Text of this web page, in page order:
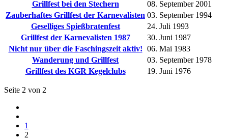
Grillfest bei den Stechern
08. September 2001
Zauberhaftes Grillfest der Karnevalisten 03. September 1994
Geselliges Spießbratenfest
24. Juli 1993
Grillfest der Karnevalisten 1987
30. Juni 1987
Nicht nur über die Faschingszeit aktiv! 06. Mai 1983
Wanderung und Grillfest
03. September 1978
Grillfest des KGR Kegelclubs
19. Juni 1976
Seite 2 von 2
1
2